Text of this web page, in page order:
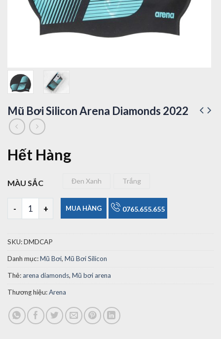
Mũ Bơi Silicon Arena Diamonds 2022
Hết Hàng
MÀU SẮC Đen Xanh
Đen Xanh Trắng
Trắng
Mũ Bơi Silicon Arena Diamonds 2022 số lượng
MUA HÀNG 0765.655.655
SKU:DMDCAP
Danh mục:Mũ Bơi, Mũ Bơi Silicon
Thẻ:arena diamonds, Mũ bơi arena
Thương hiệu:Arena